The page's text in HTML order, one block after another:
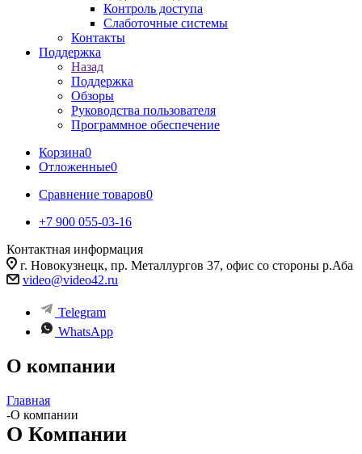
Контроль доступа
Слаботочные системы
Контакты
Поддержка
Назад
Поддержка
Обзоры
Руководства пользователя
Программное обеспечение
Корзина0
Отложенные0
Сравнение товаров0
+7 900 055-03-16
Контактная информация
г. Новокузнецк, пр. Металлургов 37, офис со стороны р.Аба
video@video42.ru
Telegram
WhatsApp
О компании
Главная
-О компании
О Компании